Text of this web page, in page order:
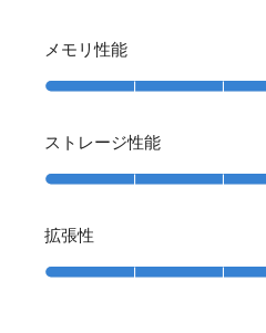
メモリ性能
ストレージ性能
拡張性